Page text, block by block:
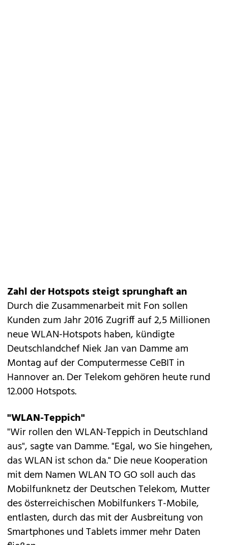
Zahl der Hotspots steigt sprunghaft an
Durch die Zusammenarbeit mit Fon sollen
Kunden zum Jahr 2016 Zugriff auf 2,5 Millionen
neue WLAN-Hotspots haben, kündigte
Deutschlandchef Niek Jan van Damme am
Montag auf der ComputermesseCeBITin
Hannover an. Der Telekom gehören heute rund
12.000 Hotspots.
"WLAN-Teppich"
"Wir rollen den WLAN-Teppich in Deutschland
aus", sagte van Damme. "Egal, wo Sie hingehen,
das WLAN ist schon da." Die neue Kooperation
mit dem Namen WLAN TO GO soll auch das
Mobilfunknetz der Deutschen Telekom, Mutter
des österreichischen MobilfunkersT-Mobile,
entlasten, durch das mit der Ausbreitung von
Smartphones und Tablets immer mehr Daten